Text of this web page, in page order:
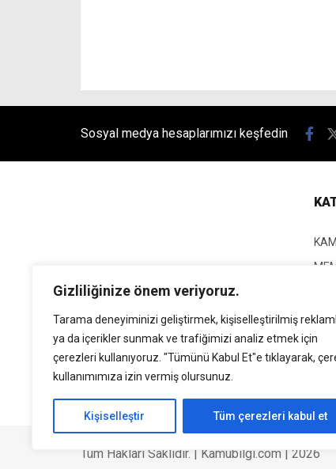
Gizliliğinize önem veriyoruz.
Tarama deneyiminizi geliştirmek, kişiselleştirilmiş
ya da içerikler sunmak ve trafiğimizi analiz etmek için
çerezleri kullanıyoruz. "Tümünü Kabul Et"e tıklayarak,
kullanımımıza izin vermiş olursunuz.
Kişiselleştir Tüm çerezleri kabul et
Sosyal medya hesaplarımızı keşfedin
Tüm Hakları Saklıdır. | Kamubilgi.com | 2026